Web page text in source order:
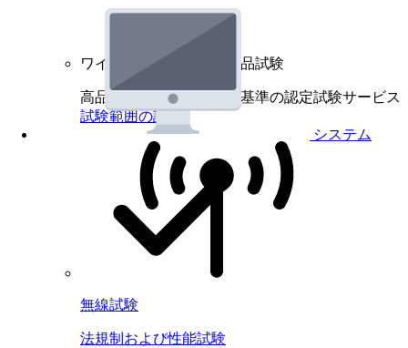
システム
ワイヤレスデバイスの製品試験
高品質規格に基づく国際基準の認定試験サービス
試験範囲の詳細
無線試験
法規制および性能試験